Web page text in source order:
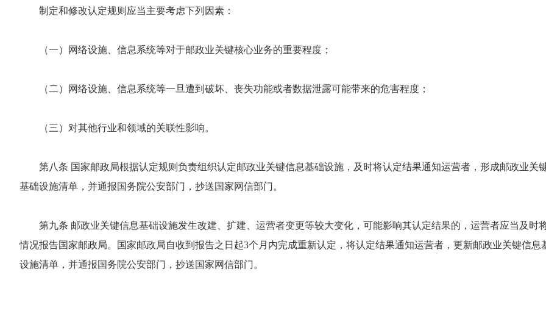
制定和修改认定规则应当主要考虑下列因素：
（一）网络设施、信息系统等对于邮政业关键核心业务的重要程度；
（二）网络设施、信息系统等一旦遭到破坏、丧失功能或者数据泄露可能带来的危害程度；
（三）对其他行业和领域的关联性影响。
第八条 国家邮政局根据认定规则负责组织认定邮政业关键信息基础设施，及时将认定结果通知运营者，形成邮政业关
基础设施清单，并通报国务院公安部门，抄送国家网信部门。
第九条 邮政业关键信息基础设施发生改建、扩建、运营者变更等较大变化，可能影响其认定结果的，运营者应当及时
情况报告国家邮政局。国家邮政局自收到报告之日起3个月内完成重新认定，将认定结果通知运营者，更新邮政业关键信息
设施清单，并通报国务院公安部门，抄送国家网信部门。